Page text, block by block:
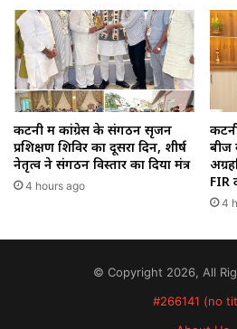
कटनी में कांग्रेस के संगठन सृजन
प्रशिक्षण शिविर का दूसरा दिन, शीर्ष
नेतृत्व ने संगठन विस्तार का दिया मंत्र
4 hours ago
बीज
FIR
4
© Copyright 2026, All
#266141 (no